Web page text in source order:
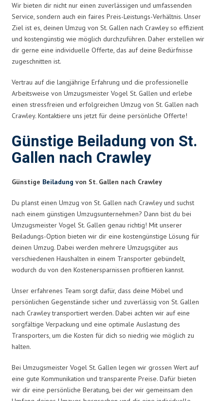
Wir bieten dir nicht nur einen zuverlässigen und umfassenden
Service, sondern auch ein faires Preis-Leistungs-Verhältnis. Unser
Ziel ist es, deinen Umzug von St. Gallen nach Crawley so effizient
und kostengünstig wie möglich durchzuführen. Daher erstellen wir
dir gerne eine individuelle Offerte, das auf deine Bedürfnisse
zugeschnitten ist.
Vertrau auf die langjährige Erfahrung und die professionelle
Arbeitsweise von Umzugsmeister Vogel St. Gallen und erlebe
einen stressfreien und erfolgreichen Umzug von St. Gallen nach
Crawley. Kontaktiere uns jetzt für deine persönliche Offerte!
Günstige Beiladung von St.
Gallen nach Crawley
Günstige Beiladung von St. Gallen nach Crawley
Du planst einen Umzug von St. Gallen nach Crawley und suchst
nach einem günstigen Umzugsunternehmen? Dann bist du bei
Umzugsmeister Vogel St. Gallen genau richtig! Mit unserer
Beiladungs-Option bieten wir dir eine kostengünstige Lösung für
deinen Umzug. Dabei werden mehrere Umzugsgüter aus
verschiedenen Haushalten in einem Transporter gebündelt,
wodurch du von den Kostenersparnissen profitieren kannst.
Unser erfahrenes Team sorgt dafür, dass deine Möbel und
persönlichen Gegenstände sicher und zuverlässig von St. Gallen
nach Crawley transportiert werden. Dabei achten wir auf eine
sorgfältige Verpackung und eine optimale Auslastung des
Transporters, um die Kosten für dich so niedrig wie möglich zu
halten.
Bei Umzugsmeister Vogel St. Gallen legen wir grossen Wert auf
eine gute Kommunikation und transparente Preise. Dafür bieten
wir dir eine persönliche Beratung, bei der wir gemeinsam den